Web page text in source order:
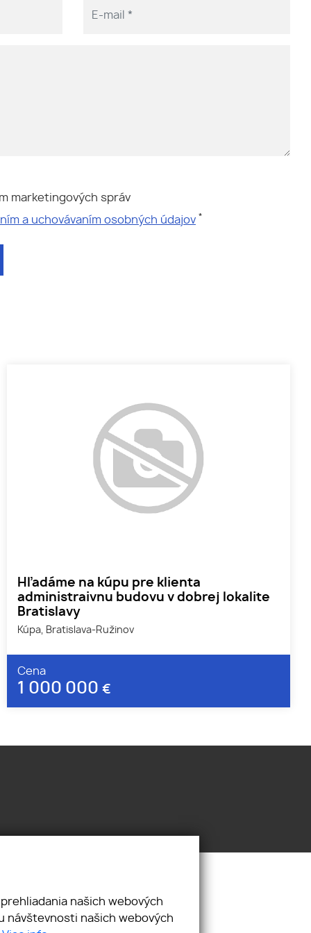
marketingových správ
a uchovávaním osobných údajov *
Hľadáme na kúpu pre klienta
administraivnu budovu v dobrej lokalite
Bratislavy
Kúpa, Bratislava-Ružinov
Cena
1 000 000 €
našich webových
návštevnosti našich webových